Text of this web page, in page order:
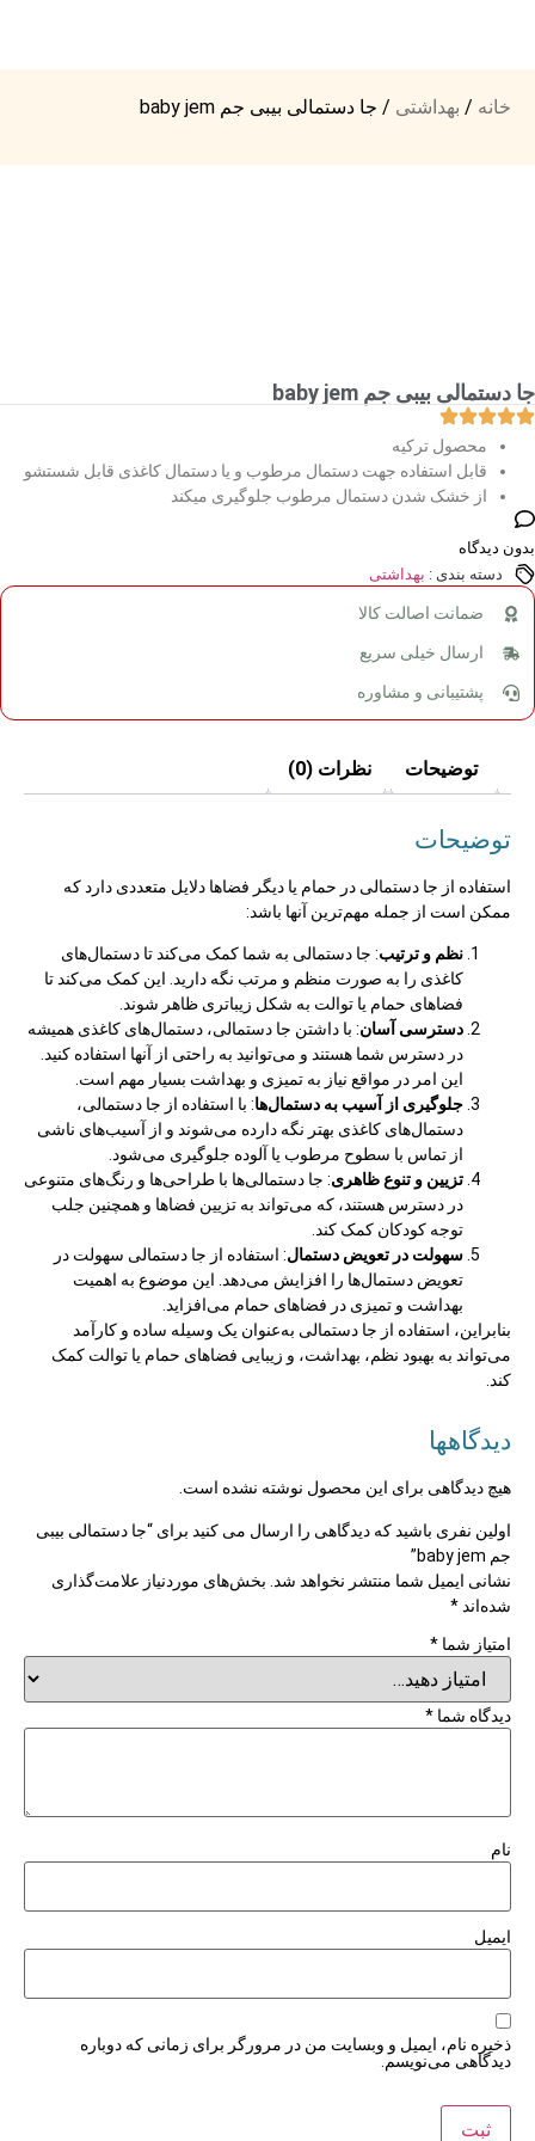
خانه / بهداشتی / جا دستمالی بیبی جم baby jem
جا دستمالی بیبی جم baby jem
محصول ترکیه
قابل استفاده جهت دستمال مرطوب و یا دستمال کاغذی قابل شستشو
از خشک شدن دستمال مرطوب جلوگیری میکند
بدون دیدگاه
دسته بندی : بهداشتی
ضمانت اصالت کالا
ارسال خیلی سریع
پشتیبانی و مشاوره
توضیحات نظرات (0)
توضیحات
استفاده از جا دستمالی در حمام یا دیگر فضاها دلایل متعددی دارد که
ممکن است از جمله مهم‌ترین آنها باشد:
نظم و ترتیب: جا دستمالی به شما کمک می‌کند تا دستمال‌های
کاغذی را به صورت منظم و مرتب نگه دارید. این کمک می‌کند تا
فضاهای حمام یا توالت به شکل زیباتری ظاهر شوند.
دسترسی آسان: با داشتن جا دستمالی، دستمال‌های کاغذی همیشه
در دسترس شما هستند و می‌توانید به راحتی از آنها استفاده کنید.
این امر در مواقع نیاز به تمیزی و بهداشت بسیار مهم است.
جلوگیری از آسیب به دستمال‌ها: با استفاده از جا دستمالی،
دستمال‌های کاغذی بهتر نگه دارده می‌شوند و از آسیب‌های ناشی
از تماس با سطوح مرطوب یا آلوده جلوگیری می‌شود.
تزیین و تنوع ظاهری: جا دستمالی‌ها با طراحی‌ها و رنگ‌های متنوعی
در دسترس هستند، که می‌تواند به تزیین فضاها و همچنین جلب
توجه کودکان کمک کند.
سهولت در تعویض دستمال: استفاده از جا دستمالی سهولت در
تعویض دستمال‌ها را افزایش می‌دهد. این موضوع به اهمیت
بهداشت و تمیزی در فضاهای حمام می‌افزاید.
بنابراین، استفاده از جا دستمالی به‌عنوان یک وسیله ساده و کارآمد
می‌تواند به بهبود نظم، بهداشت، و زیبایی فضاهای حمام یا توالت کمک
کند.
دیدگاهها
هیچ دیدگاهی برای این محصول نوشته نشده است.
اولین نفری باشید که دیدگاهی را ارسال می کنید برای “جا دستمالی بیبی
جم baby jem”
نشانی ایمیل شما منتشر نخواهد شد. بخش‌های موردنیاز علامت‌گذاری
شده‌اند *
امتیاز شما *
دیدگاه شما *
نام
ایمیل
ذخیره نام، ایمیل و وبسایت من در مرورگر برای زمانی که دوباره
دیدگاهی می‌نویسم.